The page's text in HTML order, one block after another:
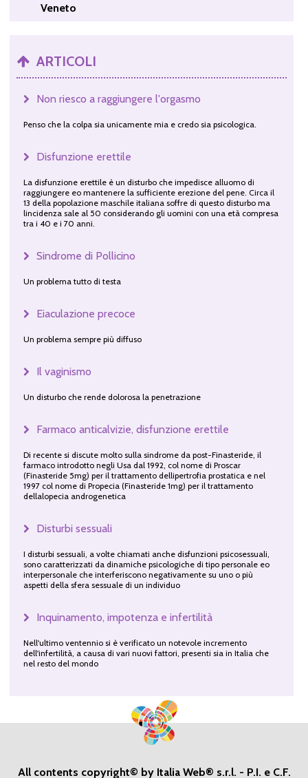
Veneto
ARTICOLI
Non riesco a raggiungere l'orgasmo
Penso che la colpa sia unicamente mia e credo sia psicologica.
Disfunzione erettile
La disfunzione erettile è un disturbo che impedisce alluomo di
raggiungere eo mantenere la sufficiente erezione del pene. Circa il
13 della popolazione maschile italiana soffre di questo disturbo ma
lincidenza sale al 50 considerando gli uomini con una età compresa
tra i 40 e i 70 anni.
Sindrome di Pollicino
Un problema tutto di testa
Eiaculazione precoce
Un problema sempre più diffuso
Il vaginismo
Un disturbo che rende dolorosa la penetrazione
Farmaco anticalvizie, disfunzione erettile
Di recente si discute molto sulla sindrome da post-Finasteride, il
farmaco introdotto negli Usa dal 1992, col nome di Proscar
(Finasteride 5mg) per il trattamento dellipertrofia prostatica e nel
1997 col nome di Propecia (Finasteride 1mg) per il trattamento
dellalopecia androgenetica
Disturbi sessuali
I disturbi sessuali, a volte chiamati anche disfunzioni psicosessuali,
sono caratterizzati da dinamiche psicologiche di tipo personale eo
interpersonale che interferiscono negativamente su uno o più
aspetti della sfera sessuale di un individuo
Inquinamento, impotenza e infertilità
Nell'ultimo ventennio si è verificato un notevole incremento
dell'infertilità, a causa di vari nuovi fattori, presenti sia in Italia che
nel resto del mondo
All contents copyright© by Italia Web® s.r.l. - P.I. e C.F.